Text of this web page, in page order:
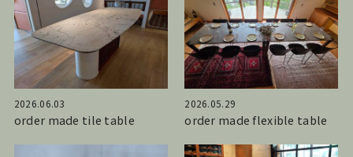
2026.06.03
order made tile table
2026.05.29
order made flexible table